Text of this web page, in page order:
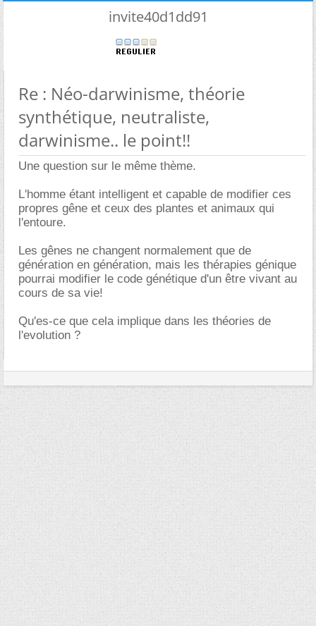
invite40d1dd91
Re : Néo-darwinisme, théorie
synthétique, neutraliste,
darwinisme.. le point!!
Une question sur le même thème.
L'homme étant intelligent et capable de modifier ces
propres gêne et ceux des plantes et animaux qui
l'entoure.
Les gênes ne changent normalement que de
génération en génération, mais les thérapies génique
pourrai modifier le code génétique d'un être vivant au
cours de sa vie!
Qu'es-ce que cela implique dans les théories de
l'evolution ?